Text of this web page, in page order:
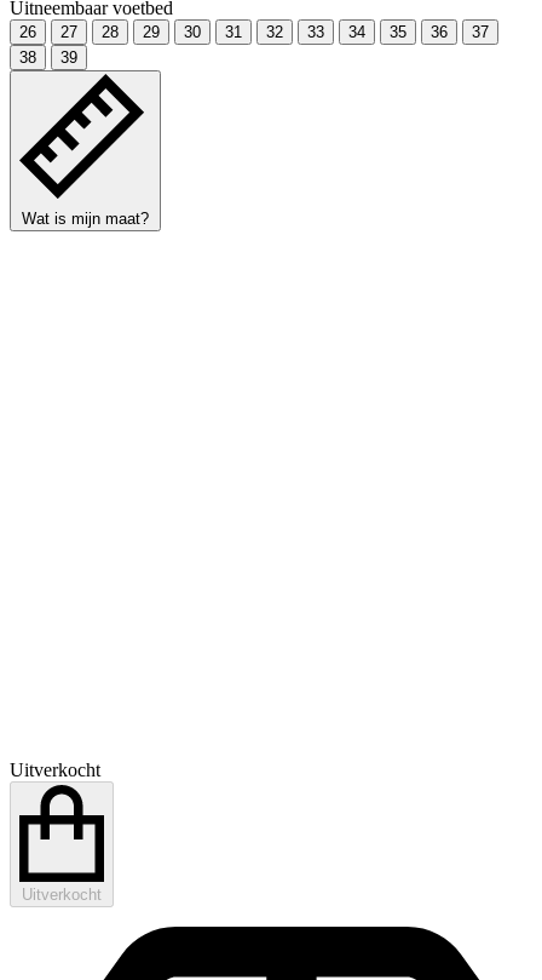
Uitneembaar voetbed
26 27 28 29 30 31 32 33 34 35 36
37
38
39
Wat is mijn maat?
Uitverkocht
Uitverkocht